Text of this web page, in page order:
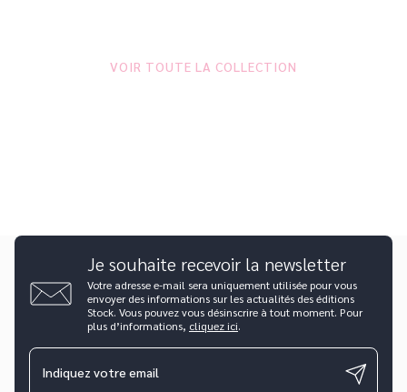
VOIR TOUTE LA COLLECTION
Je souhaite recevoir la newsletter
Votre adresse e-mail sera uniquement utilisée pour vous
envoyer des informations sur les actualités des éditions
Stock. Vous pouvez vous désinscrire à tout moment. Pour
plus d’informations, cliquez ici.
Indiquez votre email